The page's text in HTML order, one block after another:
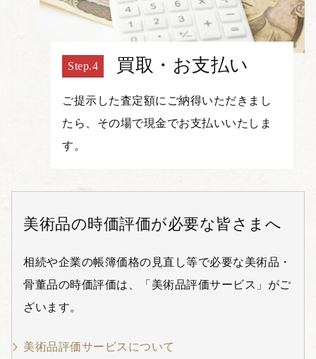
買取・お支払い
ご提示した査定額にご納得いただきまし
たら、その場で現金でお支払いいたしま
す。
美術品の時価評価が必要な皆さまへ
相続や企業の帳簿価格の見直し等で必要な美術品・
骨董品の時価評価は、「美術品評価サービス」がご
ざいます。
美術品評価サービスについて